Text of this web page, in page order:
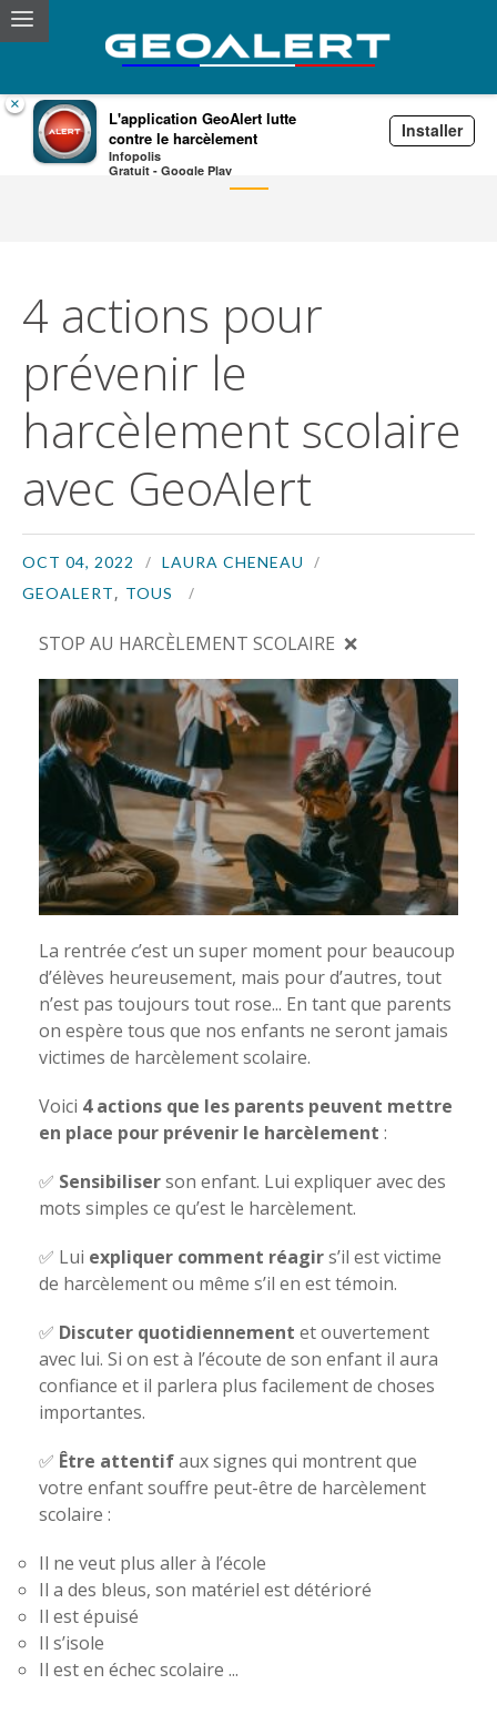
×
L'application GeoAlert lutte
contre le harcèlement
Infopolis
Gratuit - Google Play
Installer
Actualités
4 actions pour
prévenir le
harcèlement scolaire
avec GeoAlert
OCT 04, 2022
LAURA CHENEAU
GEOALERT, TOUS
STOP AU HARCÈLEMENT SCOLAIRE ❌
La rentrée c’est un super moment pour beaucoup
d’élèves heureusement, mais pour d’autres, tout
n’est pas toujours tout rose... En tant que parents
on espère tous que nos enfants ne seront jamais
victimes de harcèlement scolaire.
Voici 4 actions que les parents peuvent mettre
en place pour prévenir le harcèlement :
✅ Sensibiliserson enfant. Lui expliquer avec des
mots simples ce qu’est le harcèlement.
✅ Lui expliquer comment réagirs’il est victime
de harcèlement ou même s’il en est témoin.
✅ Discuter quotidiennement et ouvertement
avec lui. Si on est à l’écoute de son enfant il aura
confiance et il parlera plus facilement de choses
importantes.
✅ Être attentifaux signes qui montrent que
votre enfant souffre peut-être de harcèlement
scolaire :
Il ne veut plus aller à l’école
Il a des bleus, son matériel est détérioré
Il est épuisé
Il s’isole
Il est en échec scolaire ...